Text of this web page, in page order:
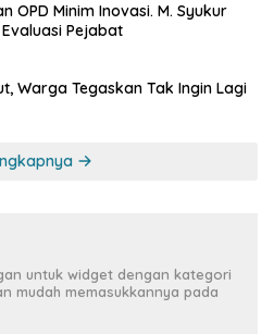
OPD Minim Inovasi. M. Syukur
Pejabat
Warga Tegaskan Tak Ingin Lagi
untuk widget dengan kategori
mudah memasukkannya pada